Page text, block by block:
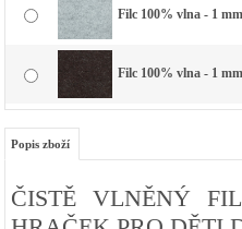
Filc 100% vlna - 1
Filc 100% vlna - 1
Popis zboží
ČISTĚ VLNĚNÝ